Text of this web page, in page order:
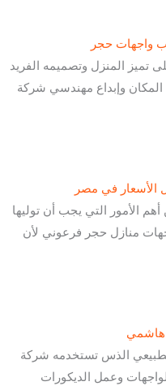
واجهات حجر
تميز المنزل وتصميمه الفريد
وإبداع مهندسي شركة
الأسعار في مصر
الأمور التي يجب أن توليها
منازل حجر فرعوني لأن
هاشمي
الذس تستخدمه شركة
وعمل الديكورات